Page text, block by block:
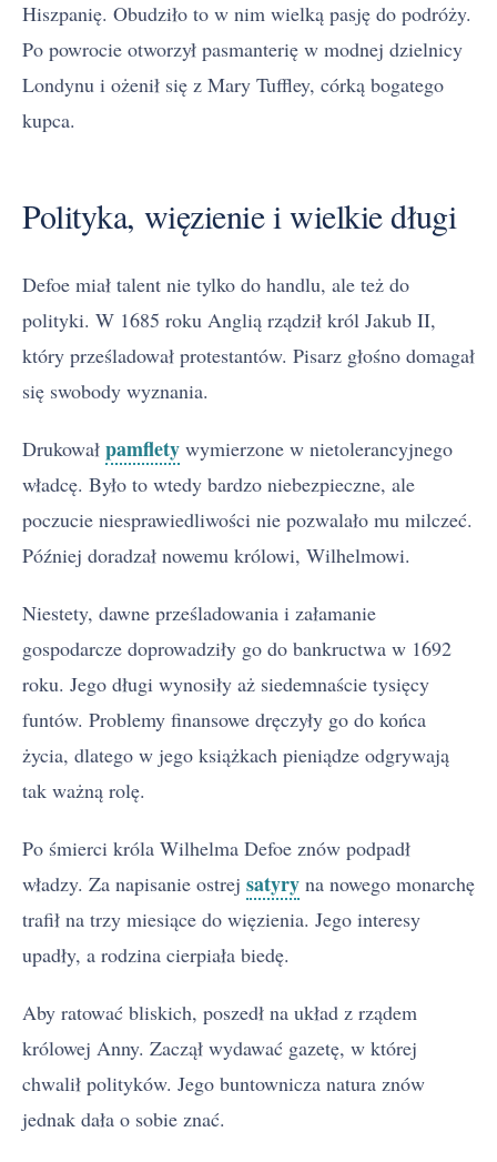
Hiszpanię. Obudziło to w nim wielką pasję do podróży.
Po powrocie otworzył pasmanterię w modnej dzielnicy
Londynu i ożenił się z Mary Tuffley, córką bogatego
kupca.
Polityka, więzienie i wielkie długi
Defoe miał talent nie tylko do handlu, ale też do
polityki. W 1685 roku Anglią rządził król Jakub II,
który prześladował protestantów. Pisarz głośno domagał
się swobody wyznania.
Drukował pamflety wymierzone w nietolerancyjnego
władcę. Było to wtedy bardzo niebezpieczne, ale
poczucie niesprawiedliwości nie pozwalało mu milczeć.
Później doradzał nowemu królowi, Wilhelmowi.
Niestety, dawne prześladowania i załamanie
gospodarcze doprowadziły go do bankructwa w 1692
roku. Jego długi wynosiły aż siedemnaście tysięcy
funtów. Problemy finansowe dręczyły go do końca
życia, dlatego w jego książkach pieniądze odgrywają
tak ważną rolę.
Po śmierci króla Wilhelma Defoe znów podpadł
władzy. Za napisanie ostrej satyry na nowego monarchę
trafił na trzy miesiące do więzienia. Jego interesy
upadły, a rodzina cierpiała biedę.
Aby ratować bliskich, poszedł na układ z rządem
królowej Anny. Zaczął wydawać gazetę, w której
chwalił polityków. Jego buntownicza natura znów
jednak dała o sobie znać.